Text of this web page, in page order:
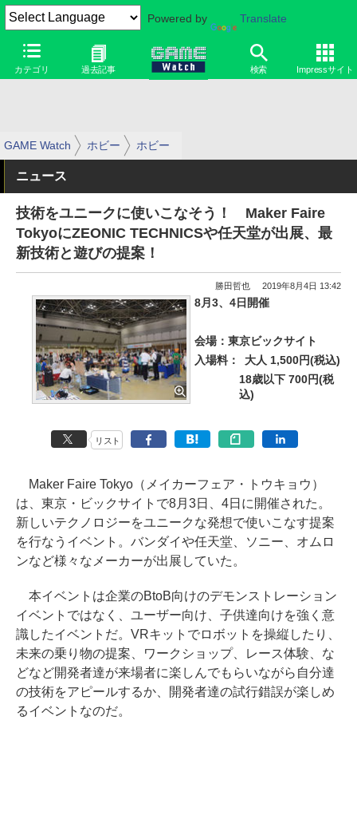
Powered by Translate
カテゴリ 過去記事 検索 Impressサイト
GAME Watch ホビー ホビー
ニュース
技術をユニークに使いこなそう！ Maker Faire
TokyoにZEONIC TECHNICSや任天堂が出展、最
新技術と遊びの提案！
勝田哲也 2019年8月4日 13:42
8月3、4日開催
会場：東京ビックサイト
入場料：
大人 1,500円(税込)
18歳以下 700円(税
込)
リスト
Maker Faire Tokyo（メイカーフェア・トウキョウ）
は、東京・ビックサイトで8月3日、4日に開催された。
新しいテクノロジーをユニークな発想で使いこなす提案
を行なうイベント。バンダイや任天堂、ソニー、オムロ
ンなど様々なメーカーが出展していた。
本イベントは企業のBtoB向けのデモンストレーション
イベントではなく、ユーザー向け、子供達向けを強く意
識したイベントだ。VRキットでロボットを操縦したり、
未来の乗り物の提案、ワークショップ、レース体験、な
どなど開発者達が来場者に楽しんでもらいながら自分達
の技術をアピールするか、開発者達の試行錯誤が楽しめ
るイベントなのだ。